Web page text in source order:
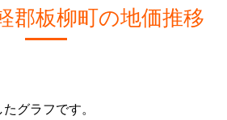
郡板柳町の地価推移
グラフです。